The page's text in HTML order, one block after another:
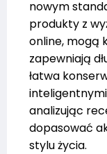
nowym
produkty z
online, mogą
zapewniają
łatwa
analizując
dopasować
stylu życia.